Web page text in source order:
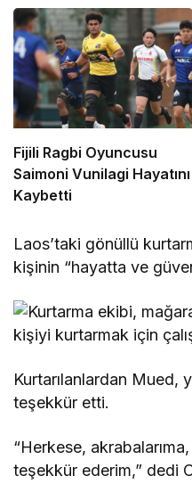
Fijili Ragbi Oyuncusu
Saimoni Vunilagi Hayatını
Kaybetti
Laos’taki gönüllü
kişinin “hayatta ve
Kurtarılanlardan Mued,
teşekkür etti.
“Herkese,
teşekkür ederim,” dedi